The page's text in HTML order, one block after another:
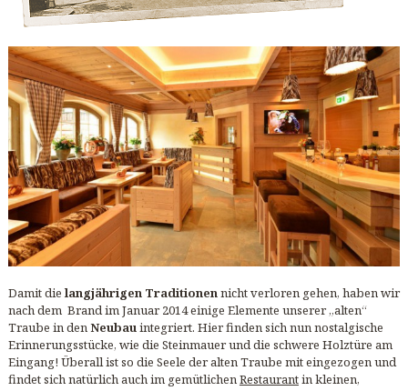
Damit die langjährigen Traditionennicht verloren gehen, haben wir
nach dem Brand im Januar 2014 einige Elemente unserer „alten“
Traube in denNeubauintegriert. Hier finden sich nun nostalgische
Erinnerungsstücke, wie die Steinmauer und die schwere Holztüre am
Eingang! Überall ist so die Seele der alten Traube mit eingezogen und
findet sich natürlich auch im gemütlichenRestaurantin kleinen,